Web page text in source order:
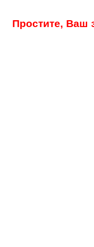
Простите, Ваш